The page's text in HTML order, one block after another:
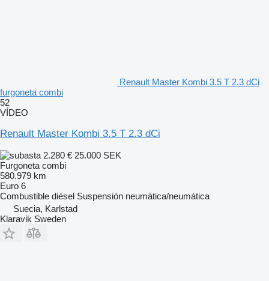
Renault Master Kombi 3.5 T 2.3 dCi
furgoneta combi
52
VÍDEO
Renault Master Kombi 3.5 T 2.3 dCi
2.280 € 25.000 SEK
Furgoneta combi
580.979 km
Euro 6
Combustible diésel Suspensión neumática/neumática
Suecia, Karlstad
Klaravik Sweden